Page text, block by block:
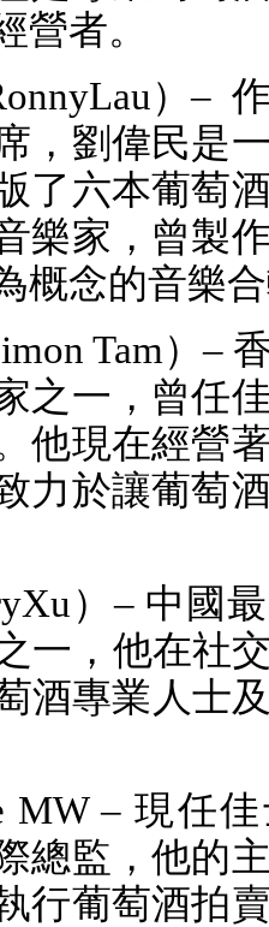
營者。
）–
，劉偉民是
了六本葡萄
樂家，曾製
概念的音樂
Tam）–
之一，曾任
他現在經營
力於讓葡萄
）– 中國
一，他在社
酒專業人士
MW– 現任
總監，他的
行葡萄酒拍